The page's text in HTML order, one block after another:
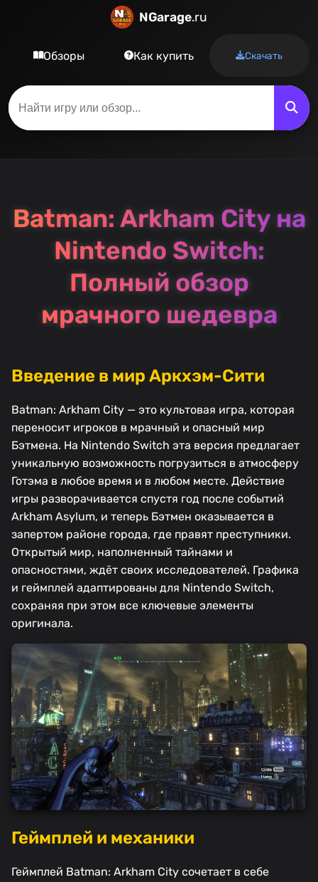
NGarage.ru
Обзоры Как купить Скачать
Batman: Arkham City на
Nintendo Switch:
Полный обзор
мрачного шедевра
Введение в мир Аркхэм-Сити
Batman: Arkham City — это культовая игра, которая
переносит игроков в мрачный и опасный мир
Бэтмена. На Nintendo Switch эта версия предлагает
уникальную возможность погрузиться в атмосферу
Готэма в любое время и в любом месте. Действие
игры разворачивается спустя год после событий
Arkham Asylum, и теперь Бэтмен оказывается в
запертом районе города, где правят преступники.
Открытый мир, наполненный тайнами и
опасностями, ждёт своих исследователей. Графика
и геймплей адаптированы для Nintendo Switch,
сохраняя при этом все ключевые элементы
оригинала.
Геймплей и механики
Геймплей Batman: Arkham City сочетает в себе